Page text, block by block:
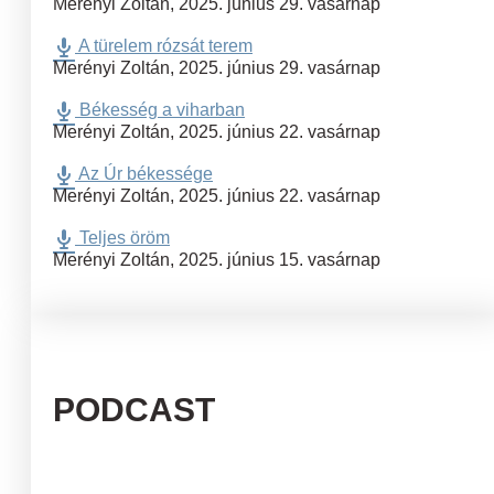
Merényi Zoltán, 2025. június 29. vasárnap
A türelem rózsát terem
Merényi Zoltán, 2025. június 29. vasárnap
Békesség a viharban
Merényi Zoltán, 2025. június 22. vasárnap
Az Úr békessége
Merényi Zoltán, 2025. június 22. vasárnap
Teljes öröm
Merényi Zoltán, 2025. június 15. vasárnap
PODCAST